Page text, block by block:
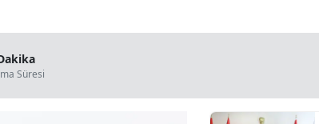
Burdur
Çanakkale
Süresi